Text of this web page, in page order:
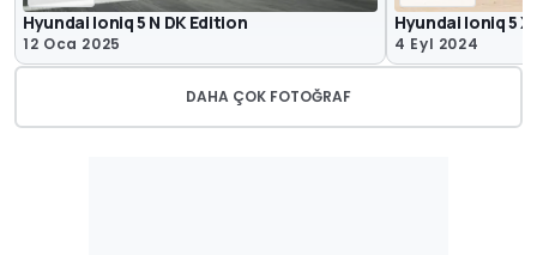
Hyundai Ioniq 5 N DK Edition
12 Oca 2025
Hyundai Ioniq 5
4 Eyl 2024
DAHA ÇOK FOTOĞRAF